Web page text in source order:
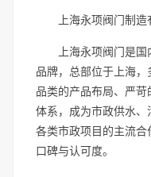
上海永项阀门制
上海永项阀门是
品牌，总部位于上海
品类的产品布局、严
体系，成为市政供水
各类市政项目的主流
口碑与认可度。